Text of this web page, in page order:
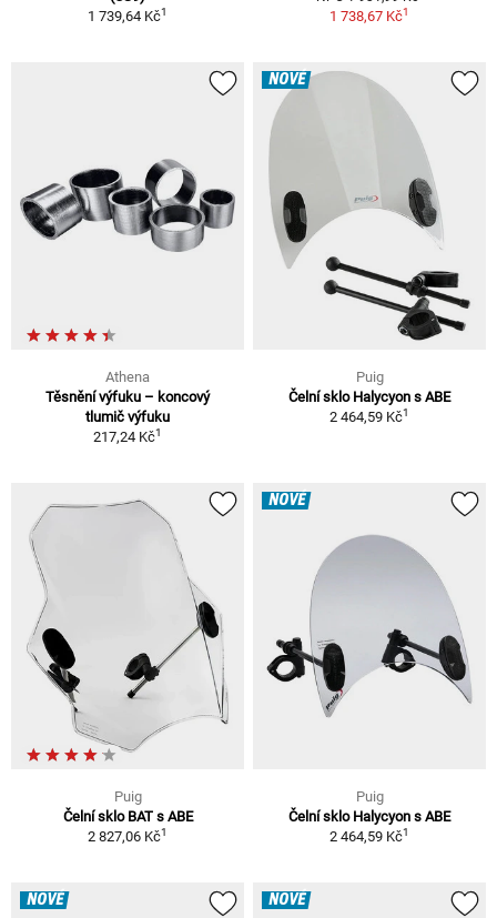
1 739,64 Kč1 1 738,67 Kč1
Athena
Těsnění výfuku – koncový
tlumič výfuku
217,24 Kč1
NOVÉ
Puig
Čelní sklo Halycyon s ABE
2 464,59 Kč1
Puig
Čelní sklo BAT s ABE
2 827,06 Kč1
NOVÉ
Puig
Čelní sklo Halycyon s ABE
2 464,59 Kč1
NOVÉ NOVÉ